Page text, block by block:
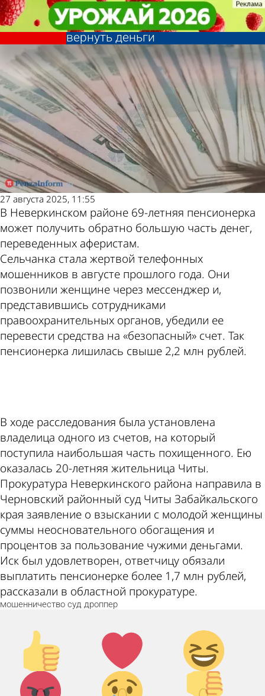
Обманутой пенсионерке из
Пензенской области могут
вернуть деньги
Криминал
27 августа 2025, 11:55
В Неверкинском районе 69-летняя пенсионерка
может получить обратно большую часть денег,
переведенных аферистам.
Сельчанка стала жертвой телефонных
мошенников в августе прошлого года. Они
позвонили женщине через мессенджер и,
представившись сотрудниками
правоохранительных органов, убедили ее
перевести средства на «безопасный» счет. Так
пенсионерка лишилась свыше 2,2 млн рублей.
В ходе расследования была установлена
владелица одного из счетов, на который
поступила наибольшая часть похищенного. Ею
оказалась 20-летняя жительница Читы.
Прокуратура Неверкинского района направила в
Черновский районный суд Читы Забайкальского
края заявление о взыскании с молодой женщины
суммы неосновательного обогащения и
процентов за пользование чужими деньгами.
Иск был удовлетворен, ответчицу обязали
выплатить пенсионерке более 1,7 млн рублей,
рассказали в областной прокуратуре.
мошенничество суд дроппер
Палец
вверх!
Лайк!
Дикий
смех!
Агрессия!
Грусть :
Палец
Обманутой пенсионерке из
Пензенской области могут
вернуть деньги
Криминал
Другие новости по
теме
Погода и курсы
валют в Пензе